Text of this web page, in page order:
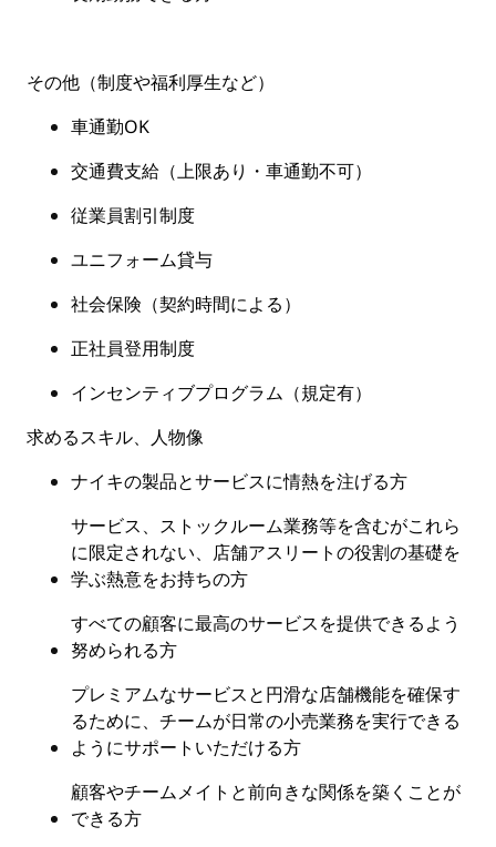
その他（制度や福利厚生など）
車通勤OK
交通費支給（上限あり・ 車通勤不可）
従業員割引制度
ユニフォーム貸与
社会保険 （契約時間による）
正社員登用制度
インセンティブプログラム（規定有）
求めるスキル、人物像
ナイキの製品とサービスに情熱を注げる方
サービス、ストックルーム業務等を含むがこれら
に限定されない、店舗アスリートの役割の基礎を
学ぶ熱意をお持ちの方
すべての顧客に最高のサービスを提供できるよう
努められる方
プレミアムなサービスと円滑な店舗機能を確保す
るために、チームが日常の小売業務を実行できる
ようにサポートいただける方
顧客やチームメイトと前向きな関係を築くことが
できる方